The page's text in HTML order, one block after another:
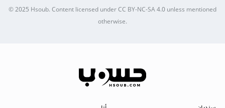
© 2025Hsoub.Content licensed underCC BY-NC-SA 4.0unless mentioned
otherwise.